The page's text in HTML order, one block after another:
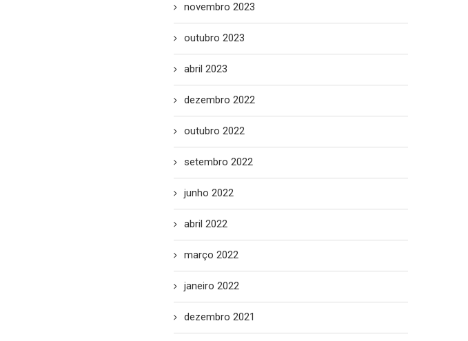
novembro 2023
outubro 2023
abril 2023
dezembro 2022
outubro 2022
setembro 2022
junho 2022
abril 2022
março 2022
janeiro 2022
dezembro 2021